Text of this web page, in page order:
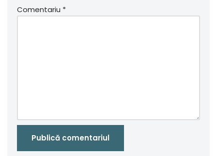
Comentariu *